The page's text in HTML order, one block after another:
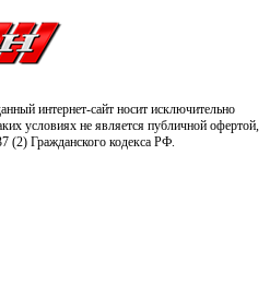
интернет-сайт носит исключительно
условиях не является публичной офертой,
(2) Гражданского кодекса РФ.